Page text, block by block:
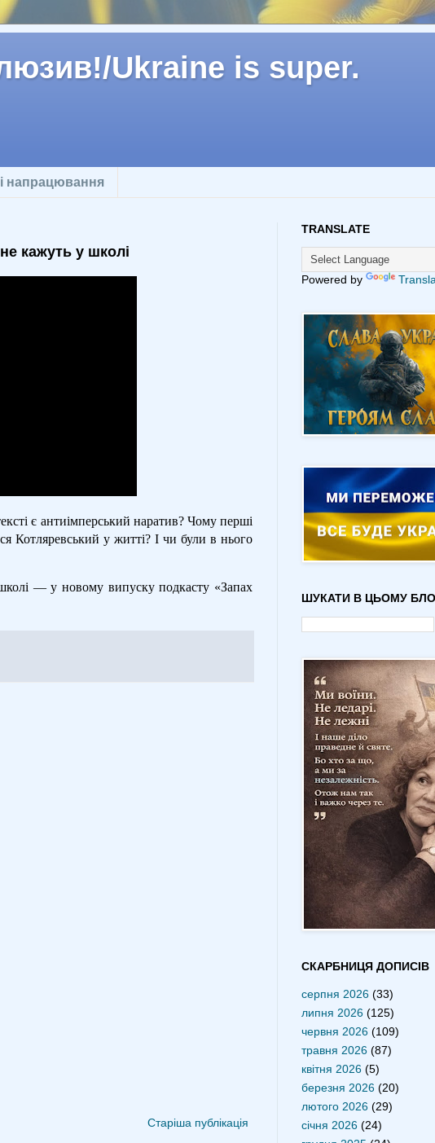
Ukraine is super.
напрацювання
кажуть у школі
є антиімперський наратив? Чому перші
Котляревський у житті? І чи були в нього
— у новому випуску подкасту «Запах
Старіша публікація
TRANSLATE
Powered by
ШУКАТИ В ЦЬОМУ
СКАРБНИЦЯ ДОПИСІВ
серпня 2026 (33)
липня 2026 (125)
червня 2026 (109)
травня 2026 (87)
квітня 2026 (5)
березня 2026 (20)
лютого 2026 (29)
січня 2026 (24)